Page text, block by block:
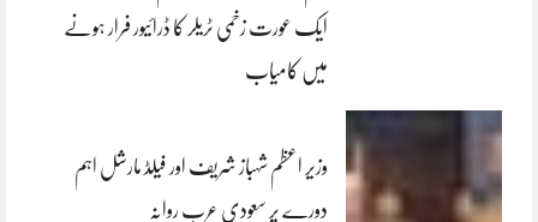
ایک عورت زخمی ٹریلر کا ڈرائیور فرار ہونے
میں کامیاب
وزیر اعظم شہباز شریف اور فیلڈ مارشل اہم
دورے پر سعودی عرب روانہ